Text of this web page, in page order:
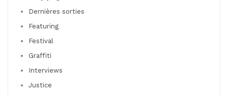
Dernières sorties
Featuring
Festival
Graffiti
Interviews
Justice